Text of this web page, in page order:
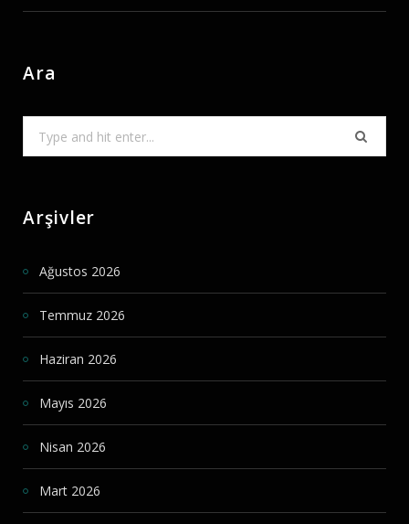
Ara
Arşivler
Ağustos 2026
Temmuz 2026
Haziran 2026
Mayıs 2026
Nisan 2026
Mart 2026